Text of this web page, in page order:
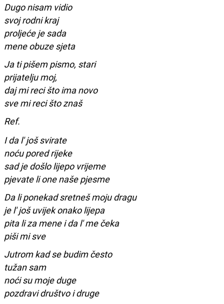
Dugo nisam vidio
svoj rodni kraj
proljeće je sada
mene obuze sjeta
Ja ti pišem pismo, stari
prijatelju moj,
daj mi reci što ima novo
sve mi reci što znaš
Ref.
I da l' još svirate
noću pored rijeke
sad je došlo lijepo vrijeme
pjevate li one naše pjesme
Da li ponekad sretneš moju dragu
je l' još uvijek onako lijepa
pita li za mene i da l' me čeka
piši mi sve
Jutrom kad se budim često
tužan sam
noći su moje duge
pozdravi društvo i druge